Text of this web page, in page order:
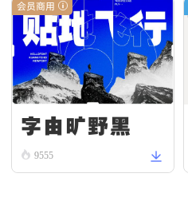
会员商用
字由旷野黑
9555